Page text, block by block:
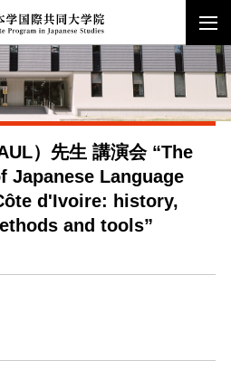
）先生 講演会 “The
Japanese Language
d'Ivoire: history,
and tools”